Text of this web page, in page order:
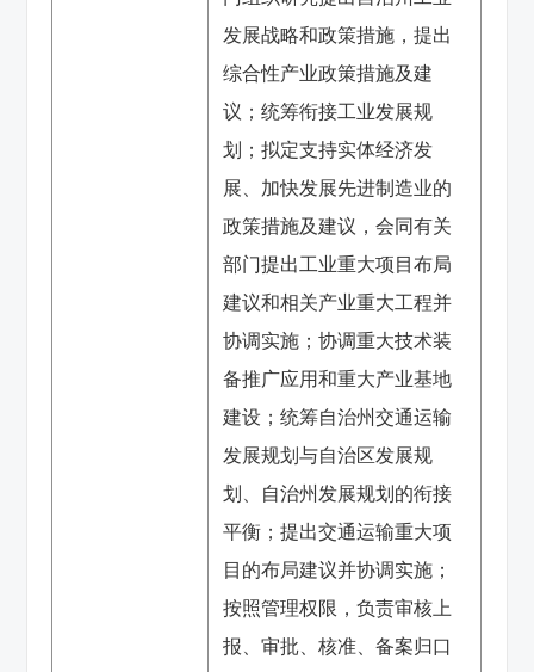
发展战略和政策措施，提出
综合性产业政策措施及建
议；统筹衔接工业发展规
划；拟定支持实体经济发
展、加快发展先进制造业的
政策措施及建议，会同有关
部门提出工业重大项目布局
建议和相关产业重大工程并
协调实施；协调重大技术装
备推广应用和重大产业基地
建设；统筹自治州交通运输
发展规划与自治区发展规
划、自治州发展规划的衔接
平衡；提出交通运输重大项
目的布局建议并协调实施；
按照管理权限，负责审核上
报、审批、核准、备案归口